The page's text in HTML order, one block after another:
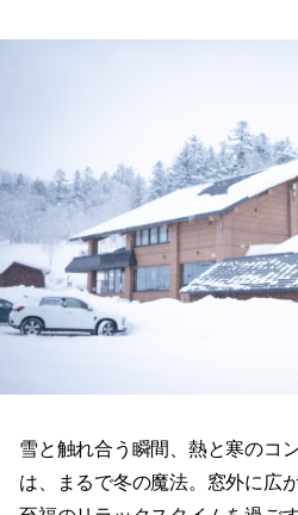
雪と触れ合う瞬間、熱と寒のコ
は、まるで冬の魔法。窓外に広